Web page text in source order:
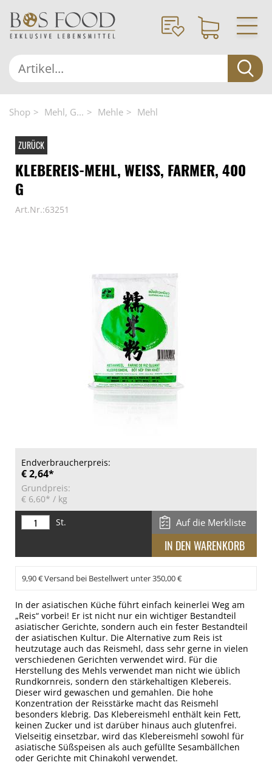
Shop Mehl, G... Mehle Mehl
ZURÜCK
KLEBEREIS-MEHL, WEISS, FARMER, 400 G
Art.Nr.:63251
Endverbraucherpreis:
€ 2,64*
Grundpreis:
€ 6,60* / kg
St.
Auf die Merkliste
9,90 € Versand bei Bestellwert unter 350,00 €
In der asiatischen Küche führt einfach keinerlei Weg am
„Reis“ vorbei! Er ist nicht nur ein wichtiger Bestandteil
asiatischer Gerichte, sondern auch ein fester Bestandteil
der asiatischen Kultur. Die Alternative zum Reis ist
heutzutage auch das Reismehl, dass sehr gerne in vielen
verschiedenen Gerichten verwendet wird. Für die
Herstellung des Mehls verwendet man nicht wie üblich
Rundkornreis, sondern den stärkehaltigen Klebereis.
Dieser wird gewaschen und gemahlen. Die hohe
Konzentration der Reisstärke macht das Reismehl
besonders klebrig. Das Klebereismehl enthält kein Fett,
keinen Zucker und ist darüber hinaus auch glutenfrei.
Vielseitig einsetzbar, wird das Klebereismehl sowohl für
asiatische Süßspeisen als auch gefüllte Sesambällchen
oder Gerichte mit Chinakohl verwendet.